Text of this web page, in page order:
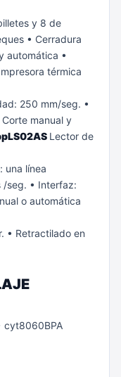
y 8 de
• Cerradura
automática •
térmica
250 mm/seg. •
Corte manual y
Lector de
una línea
/seg. • Interfaz:
o automática
• Retractilado en
cyt8060BPA